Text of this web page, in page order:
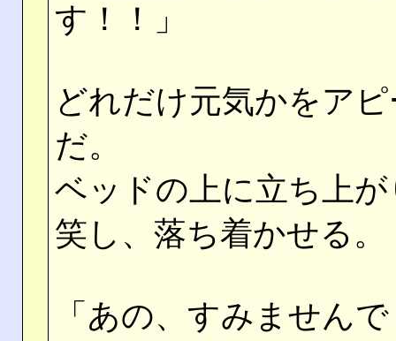
す！！」
どれだけ元気かをア
だ。
ベッドの上に立ち上
笑し、落ち着かせる。
「あの、すみません